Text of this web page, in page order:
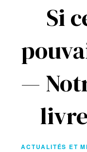
Si
—
ACTUALITÉS ET